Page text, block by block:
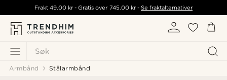
Søk
Frakt49.00 kr - Gratis over 745.00 kr- Se fraktalternativer
Armbånd Stålarmbånd